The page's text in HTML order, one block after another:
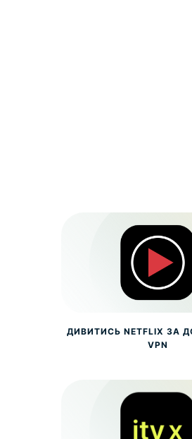
ДИВИТИСЬ NETFLIX ЗА
VPN